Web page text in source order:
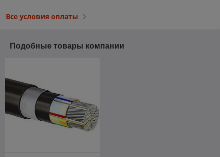
Все условия оплаты
Подобные товары компании